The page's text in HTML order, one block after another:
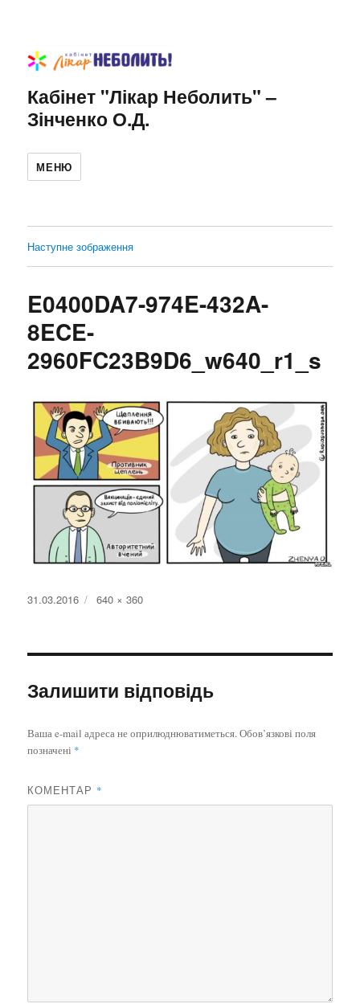
Кабінет "Лікар Неболить" –
Зінченко О.Д.
МЕНЮ
Наступне зображення
E0400DA7-974E-432A-
8ECE-
2960FC23B9D6_w640_r1_s
Оприлюднено
31.03.2016
Повний
640 × 360
Залишити відповідь
Ваша e-mail адреса не оприлюднюватиметься. Обов’язкові поля
позначені *
КОМЕНТАР *